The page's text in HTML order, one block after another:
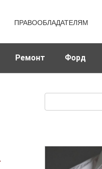
ПРАВООБЛАДАТЕЛЯМ
Ремонт Форд